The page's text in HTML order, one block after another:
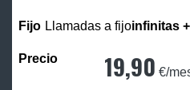
Llamadas a fijoinfinitas
19,90 €/